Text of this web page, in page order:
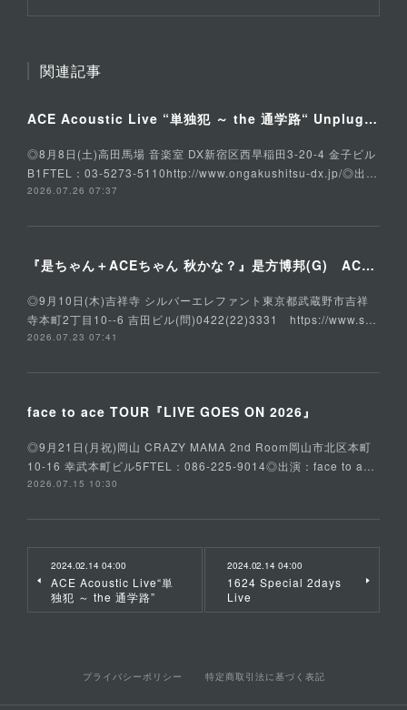
関連記事
ACE Acoustic Live “単独犯 ～ the 通学路“ Unplugged Special
◎8月8日(土)高田馬場 音楽室 DX新宿区西早稲田3-20-4 金子ビル
B1FTEL：03-5273-5110http://www.ongakushitsu-dx.jp/◎出…
2026.07.26 07:37
『是ちゃん＋ACEちゃん 秋かな？』是方博邦(G) ACE(Vo,G) 石川俊介(B) そうる透(Ds)
◎9月10日(木)吉祥寺 シルバーエレファント東京都武蔵野市吉祥
寺本町2丁目10--6 吉田ビル(問)0422(22)3331 https://www.s…
2026.07.23 07:41
face to ace TOUR『LIVE GOES ON 2026』
◎9月21日(月祝)岡山 CRAZY MAMA 2nd Room岡山市北区本町
10-16 幸武本町ビル5FTEL：086-225-9014◎出演：face to a…
2026.07.15 10:30
2024.02.14 04:00
ACE Acoustic Live“単
独犯 ～ the 通学路”
2024.02.14 04:00
1624 Special 2days
Live
プライバシーポリシー 特定商取引法に基づく表記